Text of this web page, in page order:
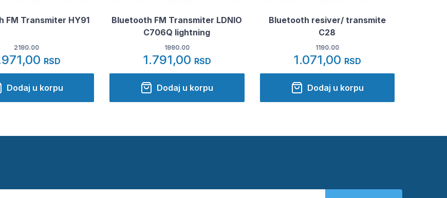
FM Transmiter HY91
2190.00
RSD
Dodaj u korpu
Bluetooth FM Transmiter LDNIO
C706Q lightning
1990.00
1.791,00 RSD
Dodaj u korpu
Bluetooth resiver/ transmite
C28
1190.00
1.071,00 RSD
Dodaj u korpu